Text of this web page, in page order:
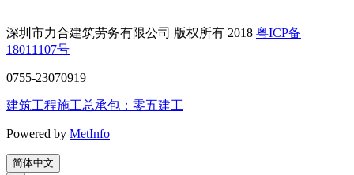
深圳市力合建筑劳务有限公司 版权所有 2018 粤ICP备
18011107号
0755-23070919
建筑工程施工总承包：零五建工
Powered by MetInfo
简体中文